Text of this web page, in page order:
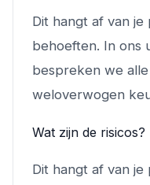
Dit hangt af van je
behoeften. In ons
bespreken we
weloverwogen
Wat zijn de risicos?
Dit hangt af van je